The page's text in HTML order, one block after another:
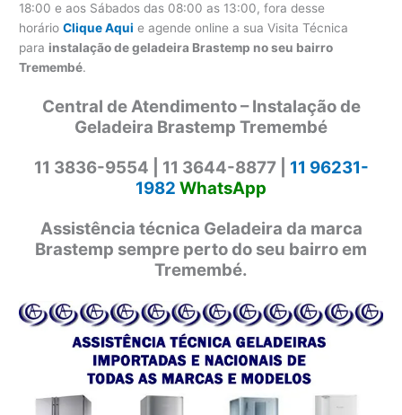
18:00 e aos Sábados das 08:00 as 13:00, fora desse
horárioClique Aqui e agende online a sua Visita Técnica
para instalação de geladeira Brastemp no seu bairro
Tremembé.
Central de Atendimento – Instalação de
Geladeira Brastemp Tremembé
11 3836-9554 | 11 3644-8877 | 11 96231-
1982 WhatsApp
Assistência técnica Geladeira da marca
Brastemp sempre perto do seu bairro em
Tremembé.